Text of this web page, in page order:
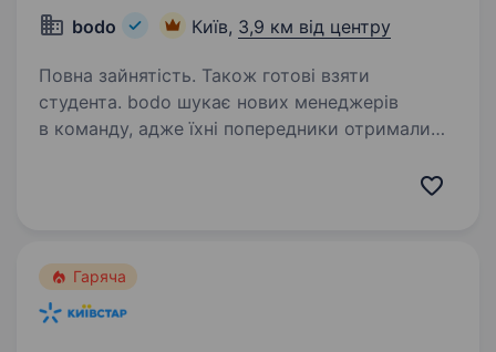
bodo
Київ, 3,9 км від центру
Повна зайнятість. Також готові взяти
студента. bodo шукає нових менеджерів
в команду, адже їхні попередники отримали
Гаряча